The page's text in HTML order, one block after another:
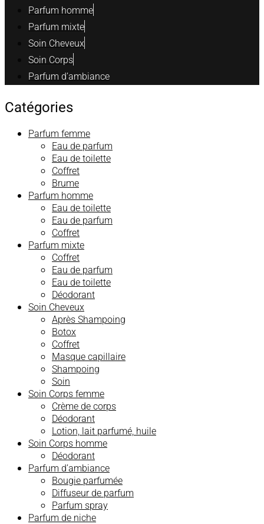
Parfum homme
Parfum mixte
Soin Cheveux
Soin Corps
Parfum d’ambiance
Catégories
Parfum femme
Eau de parfum
Eau de toilette
Coffret
Brume
Parfum homme
Eau de toilette
Eau de parfum
Coffret
Parfum mixte
Coffret
Eau de parfum
Eau de toilette
Déodorant
Soin Cheveux
Après Shampoing
Botox
Coffret
Masque capillaire
Shampoing
Soin
Soin Corps femme
Crème de corps
Déodorant
Lotion, lait parfumé, huile
Soin Corps homme
Déodorant
Parfum d’ambiance
Bougie parfumée
Diffuseur de parfum
Parfum spray
Parfum de niche